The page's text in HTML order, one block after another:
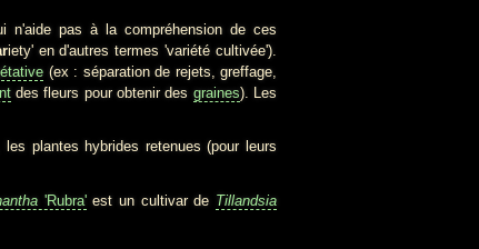
n'aide pas à la compréhension de ces
iety' en d'autres termes 'variété cultivée').
(ex : séparation de rejets, greffage,
des fleurs pour obtenir des graines). Les
plantes hybrides retenues (pour leurs
'Rubra'est un cultivar de Tillandsia